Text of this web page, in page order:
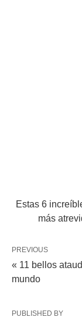
Estas 6
más
PREVIOUS
« 11 bellos
mundo
PUBLISHED BY